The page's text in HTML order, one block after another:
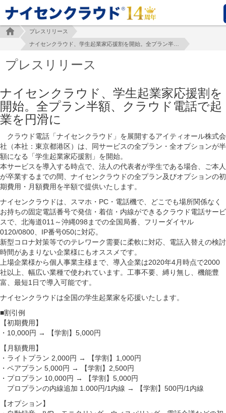
プレスリリース
プレスリリース
ナイセンクラウド、学生起業家応援割を
開始。全プラン半額、クラウド電話で起
業を円滑に
クラウド電話「ナイセンクラウド」を展開するアイティオール株式会
社（本社：東京都港区）は、同サービスの全プラン・全オプションが半
額になる「学生起業家応援割」を開始。
本サービスを導入する時点で、法人の代表者が学生である場合、ご本人
が卒業するまでの間、ナイセンクラウドの全プラン及びオプションの初
期費用・月額費用を半額で提供いたします。
ナイセンクラウドは、スマホ・PC・電話機で、どこでも場所関係なく
お持ちの固定電話番号で発信・着信・内線ができるクラウド電話サービ
スで、北海道011～沖縄098までの全国局番、フリーダイヤル
0120/0800、IP番号050に対応。
新型コロナ対策等でのテレワーク需要に柔軟に対応、電話入替えの検討
時間があまりない企業様にもオススメです。
上場企業様から個人事業主様まで、導入企業は2020年4月時点で2000
社以上、幅広い業種で使われています。工事不要、縛り無し、機能豊
富、最短1日で導入可能です。
ナイセンクラウドは全国の学生起業家を応援いたします。
■割引例
【初期費用】
・10,000円 → 【学割】5,000円
【月額費用】
・ライトプラン 2,000円 → 【学割】1,000円
・ペアプラン 5,000円 → 【学割】2,500円
・プロプラン 10,000円 → 【学割】5,000円
プロプランの内線追加 1.000円/1内線 → 【学割】500円/1内線
【オプション】